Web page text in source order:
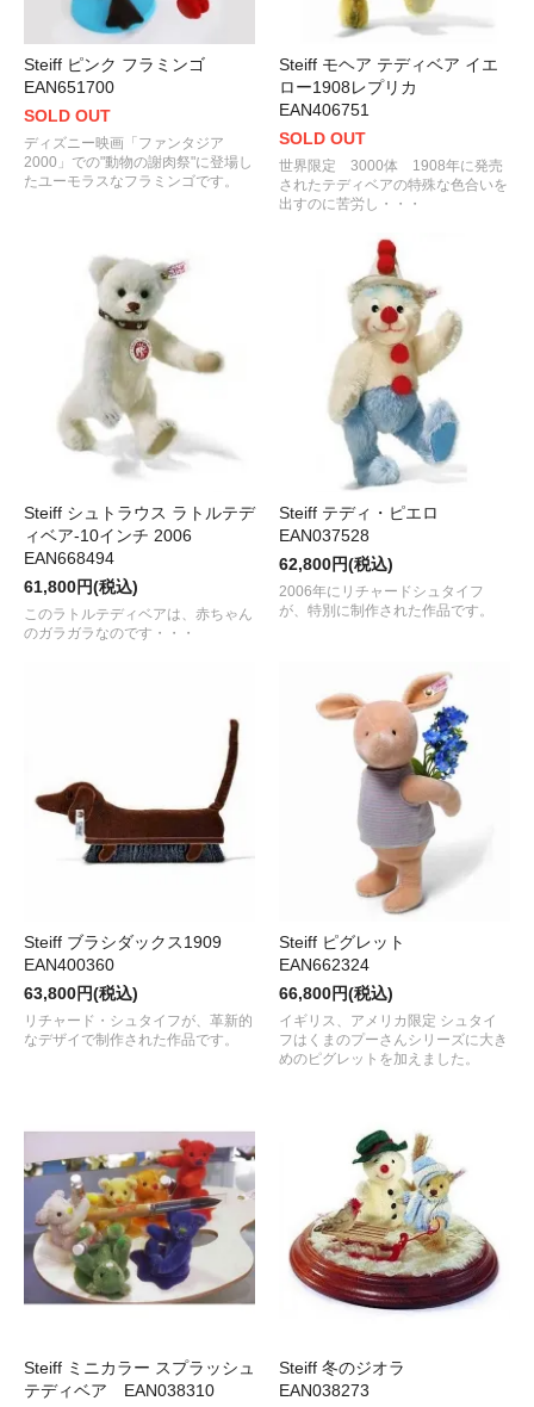
Steiff ピンク フラミンゴ
EAN651700
SOLD OUT
ディズニー映画「ファンタジア
2000」での"動物の謝肉祭"に登場し
たユーモラスなフラミンゴです。
Steiff モヘア テディベア イエ
ロー1908レプリカ
EAN406751
SOLD OUT
世界限定 3000体 1908年に発売
されたテディベアの特殊な色合いを
出すのに苦労し・・・
Steiff シュトラウス ラトルテデ
ィベア-10インチ 2006
EAN668494
61,800円(税込)
このラトルテディベアは、赤ちゃん
のガラガラなのです・・・
Steiff テディ・ピエロ
EAN037528
62,800円(税込)
2006年にリチャードシュタイフ
が、特別に制作された作品です。
Steiff ブラシダックス1909
EAN400360
63,800円(税込)
リチャード・シュタイフが、革新的
なデザイで制作された作品です。
Steiff ピグレット
EAN662324
66,800円(税込)
イギリス、アメリカ限定 シュタイ
フはくまのプーさんシリーズに大き
めのピグレットを加えました。
Steiff ミニカラー スプラッシュ
テディベア EAN038310
Steiff 冬のジオラ
EAN038273